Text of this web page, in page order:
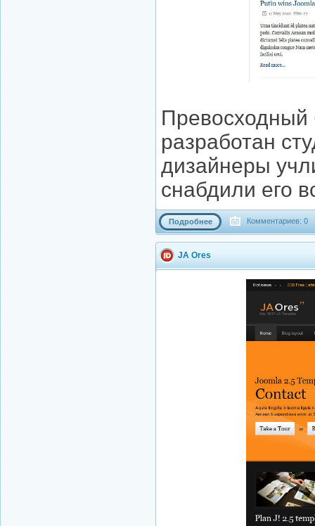
Превосходный
разработан
дизайнеры
снабдили его
Подробнее Комментариев: 0
JA Ores